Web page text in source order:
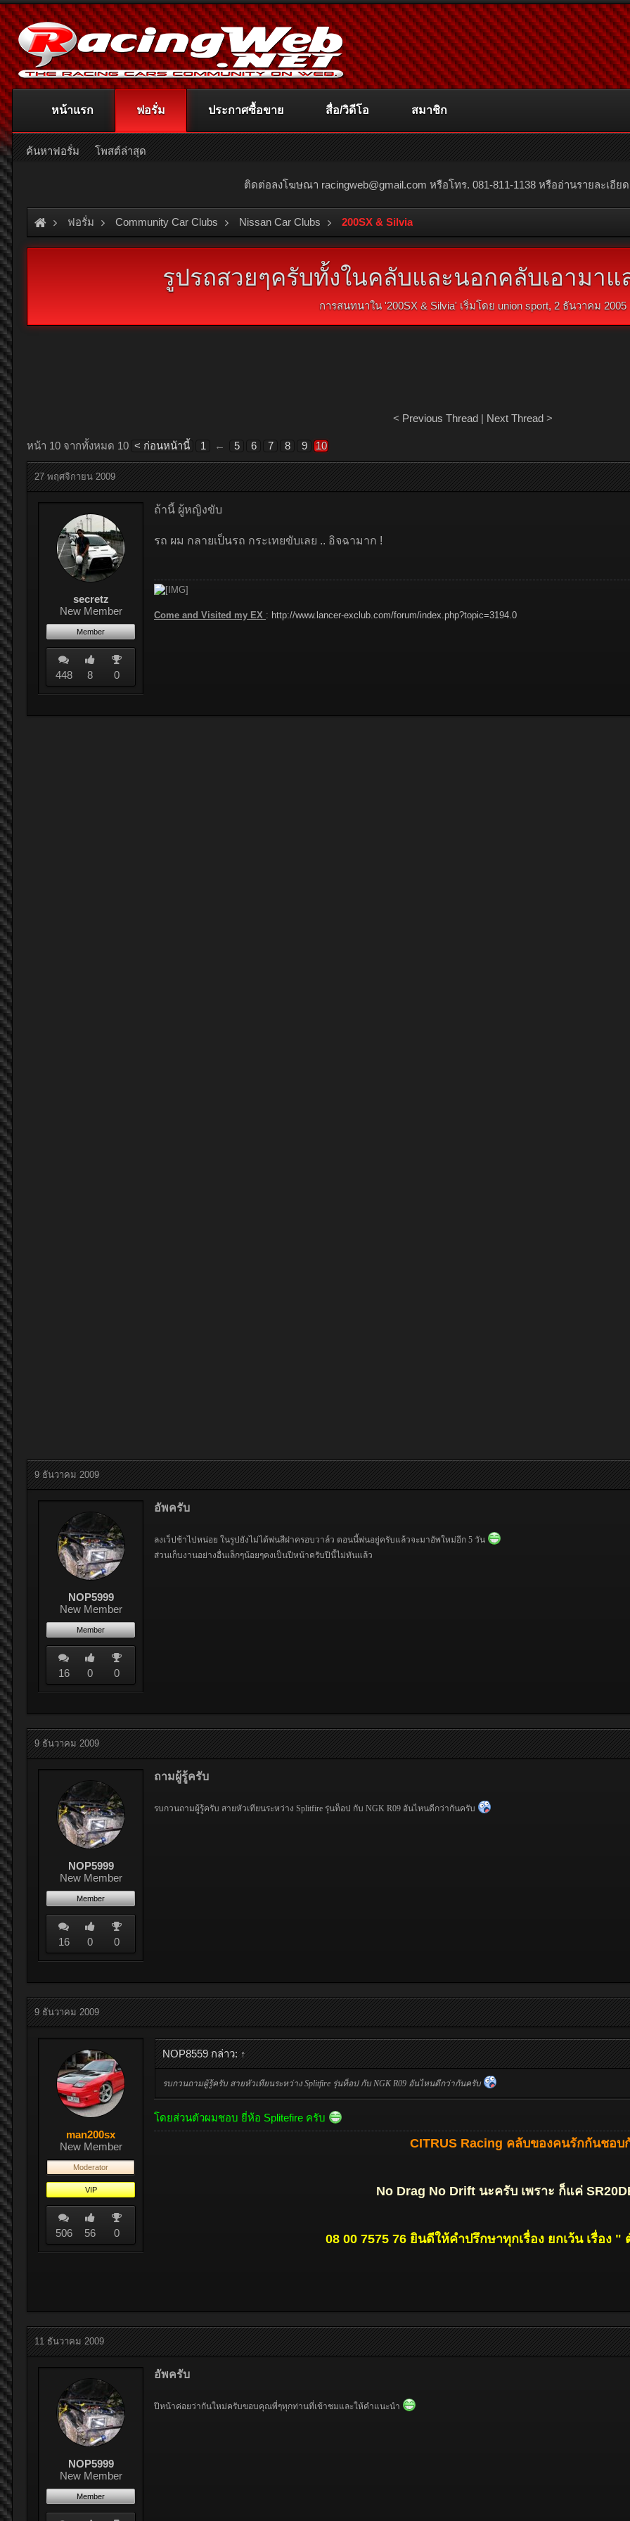
ติดต่อลงโฆษณา racingweb@gmail.com หรือโทร. 081-811-1138 หรืออ่านรายละเอีย
ฟอรั่ม Community Car Clubs Nissan Car Clubs 200SX & Silvia
รูปรถสวยๆครับทั้งในคลับและนอกคลับเอามา
การสนทนาใน '200SX & Silvia' เริ่มโดย union sport, 2 ธันวาคม 2005
< Previous Thread| Next Thread>
หน้า 10 จากทั้งหมด 10 < ก่อนหน้านี้ 1 ← 5 6 7 8 9 10
27 พฤศจิกายน 2009
secretz
New Member
Member
448 8 0
ถ้านี้ ผู้หญิงขับ
รถ ผม กลายเป็นรถ กระเทยขับเลย .. อิจฉามาก !
Come and Visited my EX : http://www.lancer-exclub.com/forum/index.php?topic=3194.0
9 ธันวาคม 2009
NOP5999
New Member
Member
16 0 0
อัพครับ
ลงเว็ปช้าไปหน่อย ในรูปยังไม่ได้พ่นสีฝาครอบวาล์ว ตอนนี้พ่นอยู่ครับแล้วจะมาอัพใหม่อีก 5 วัน
ส่วนเก็บงานอย่างอื่นเล็กๆน้อยๆคงเป็นปีหน้าครับปีนี้ไม่ทันแล้ว
9 ธันวาคม 2009
NOP5999
New Member
Member
16 0 0
ถามผู้รู้ครับ
รบกวนถามผู้รู้ครับ สายหัวเทียนระหว่าง Splitfire รุ่นท็อป กับ NGK R09 อันไหนดีกว่ากันครับ
9 ธันวาคม 2009
man200sx
New Member
Moderator
VIP
506 56 0
NOP8559 กล่าว: ↑
รบกวนถามผู้รู้ครับ สายหัวเทียนระหว่าง Splitfire รุ่นท็อป กับ NGK R09 อันไหนดีกว่ากันครับ
โดยส่วนตัวผมชอบ ยี่ห้อ Splitefire ครับ
CITRUS Racing คลับของคนรักกันชอ
No Drag No Drift นะครับ เพราะ ก็แค่
08 00 7575 76 ยินดีให้คำปรึกษาทุกเรื่อง ยกเว้น เรื่อง
11 ธันวาคม 2009
NOP5999
New Member
Member
อัพครับ
ปีหน้าค่อยว่ากันใหม่ครับขอบคุณพี่ๆทุกท่านที่เข้าชมและให้คำแนะนำ
หน้าแรก ฟอรั่ม
ค้นหาฟอรั่ม โพสต์ล่าสุด
ประกาศซื้อขาย สื่อ/วิดีโอ สมาชิก